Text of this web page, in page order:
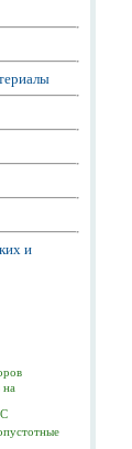
и
на